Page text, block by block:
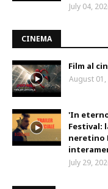
July 04,
CINEMA
Film al
August 01,
'In
Festival:
neretino
July 29,